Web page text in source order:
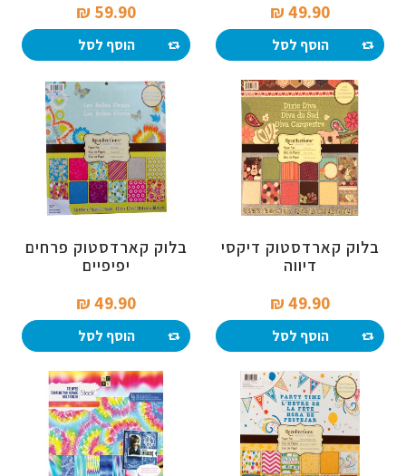
49.90 ₪‎
הוסף לסל
59.90 ₪‎
הוסף לסל
בלוק קארדסטוק דיקסי
דיווה
49.90 ₪‎
הוסף לסל
בלוק קארדסטוק פרחים
יפיפיים
49.90 ₪‎
הוסף לסל